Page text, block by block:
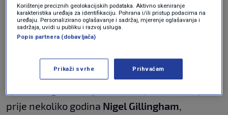
I nije trčanje jedina sportska aktivnost koju 10-
"Kate redovito igra ragbi u stražnjem vrtu s
prije nekoliko godina Nigel Gillingham,
Korištenje preciznih geolokacijskih podataka. Aktivno skeniranje
karakteristika uređaja za identifikaciju. Pohrana i/ili pristup podacima na
uređaju. Personalizirano oglašavanje i sadržaj, mjerenje oglašavanja i
sadržaja, uvidi u publiku i razvoj usluga.
Popis partnera (dobavljača)
Prikaži svrhe Prihvaćam